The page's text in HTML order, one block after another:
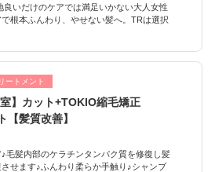
良いだけのケアでは満足いかない大人女性
根本ふんわり、やせない髪へ。TRは選択
ートメント
】カット+TOKIO縮毛矯正
【髪質改善】
毛髪内部のケラチンタンパク質を修復し髪
せます♪ふんわり柔らか手触り♪シャンブ